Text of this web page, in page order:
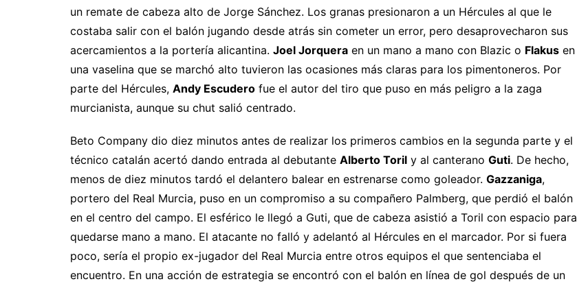
un remate de cabeza alto de Jorge Sánchez. Los granas presionaron a un Hércules al que le
costaba salir con el balón jugando desde atrás sin cometer un error, pero desaprovecharon sus
acercamientos a la portería alicantina. Joel Jorquera en un mano a mano con Blazic o Flakus en
una vaselina que se marchó alto tuvieron las ocasiones más claras para los pimentoneros. Por
parte del Hércules, Andy Escudero fue el autor del tiro que puso en más peligro a la zaga
murcianista, aunque su chut salió centrado.
Beto Company dio diez minutos antes de realizar los primeros cambios en la segunda parte y el
técnico catalán acertó dando entrada al debutante Alberto Toril y al canterano Guti. De hecho,
menos de diez minutos tardó el delantero balear en estrenarse como goleador. Gazzaniga,
portero del Real Murcia, puso en un compromiso a su compañero Palmberg, que perdió el balón
en el centro del campo. El esférico le llegó a Guti, que de cabeza asistió a Toril con espacio para
quedarse mano a mano. El atacante no falló y adelantó al Hércules en el marcador. Por si fuera
poco, sería el propio ex-jugador del Real Murcia entre otros equipos el que sentenciaba el
encuentro. En una acción de estrategia se encontró con el balón en línea de gol después de un